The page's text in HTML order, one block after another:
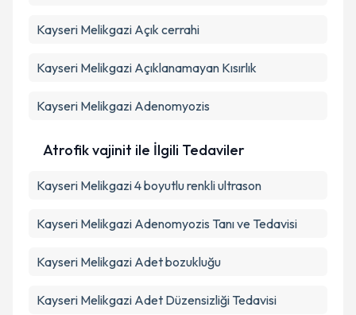
Kayseri Melikgazi Açık cerrahi
Kayseri Melikgazi Açıklanamayan Kısırlık
Kayseri Melikgazi Adenomyozis
Atrofik vajinit ile İlgili Tedaviler
Kayseri Melikgazi 4 boyutlu renkli ultrason
Kayseri Melikgazi Adenomyozis Tanı ve Tedavisi
Kayseri Melikgazi Adet bozukluğu
Kayseri Melikgazi Adet Düzensizliği Tedavisi